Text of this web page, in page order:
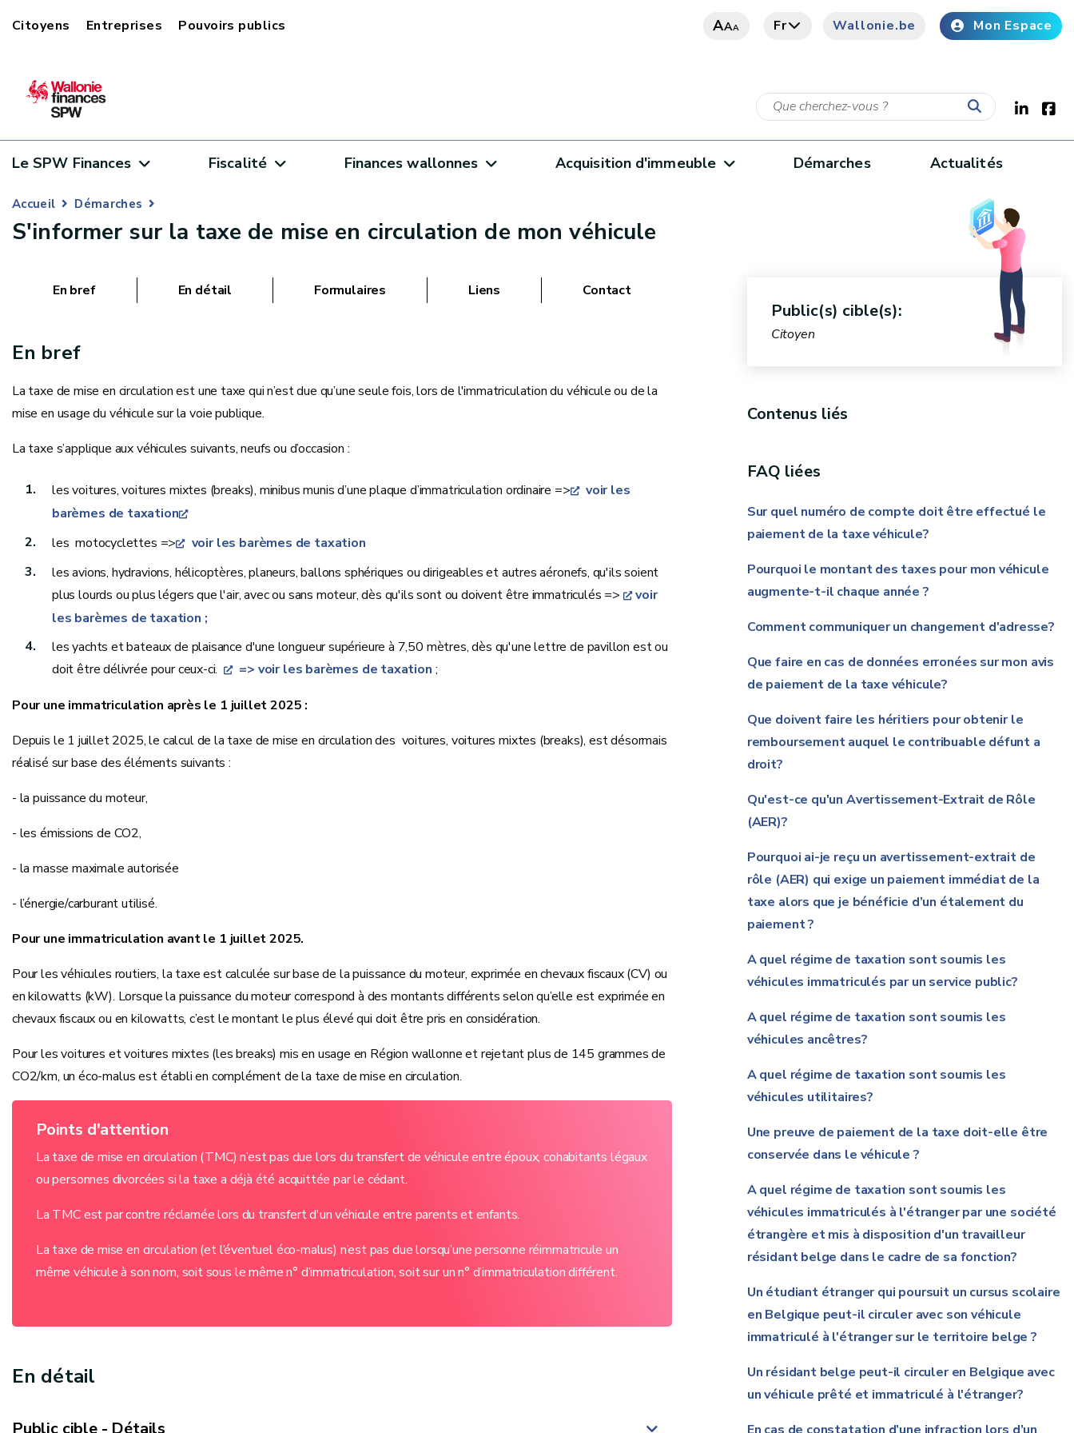
Citoyens Entreprises Pouvoirs publics AAA Fr Wallonie.be Mon Espace
Le SPW Finances Fiscalité Finances wallonnes Acquisition d'immeuble Démarches Actualités
Accueil Démarches
S'informer sur la taxe de mise en circulation de mon véhicule
En bref En détail Formulaires Liens Contact
En bref
La taxe de mise en circulation est une taxe qui n’est due qu’une seule fois, lors de l'immatriculation du véhicule ou de la
mise en usage du véhicule sur la voie publique.
La taxe s’applique aux véhicules suivants, neufs ou d’occasion :
les voitures, voitures mixtes (breaks), minibus munis d’une plaque d’immatriculation ordinaire =>
voir les
barèmes de taxation
les motocyclettes =>
voir les barèmes de taxation
les avions, hydravions, hélicoptères, planeurs, ballons sphériques ou dirigeables et autres aéronefs, qu'ils soient
plus lourds ou plus légers que l'air, avec ou sans moteur, dès qu'ils sont ou doivent être immatriculés =>
voir
les barèmes de taxation ;
les yachts et bateaux de plaisance d'une longueur supérieure à 7,50 mètres, dès qu'une lettre de pavillon est ou
doit être délivrée pour ceux-ci.
=> voir les barèmes de taxation ;
Pour une immatriculation après le 1 juillet 2025 :
Depuis le 1 juillet 2025, le calcul de la taxe de mise en circulation des voitures, voitures mixtes (breaks), est désormais
réalisé sur base des éléments suivants :
- la puissance du moteur,
- les émissions de CO2,
- la masse maximale autorisée
- l’énergie/carburant utilisé.
Pour une immatriculation avant le 1 juillet 2025.
Pour les véhicules routiers, la taxe est calculée sur base de la puissance du moteur, exprimée en chevaux fiscaux (CV) ou
en kilowatts (kW). Lorsque la puissance du moteur correspond à des montants différents selon qu’elle est exprimée en
chevaux fiscaux ou en kilowatts, c’est le montant le plus élevé qui doit être pris en considération.
Pour les voitures et voitures mixtes (les breaks) mis en usage en Région wallonne et rejetant plus de 145 grammes de
CO2/km, un éco-malus est établi en complément de la taxe de mise en circulation.
Points d'attention
La taxe de mise en circulation (TMC) n’est pas due lors du transfert de véhicule entre époux, cohabitants légaux
ou personnes divorcées si la taxe a déjà été acquittée par le cédant.
La TMC est par contre réclamée lors du transfert d'un véhicule entre parents et enfants.
La taxe de mise en circulation (et l’éventuel éco-malus) n’est pas due lorsqu’une personne réimmatricule un
même véhicule à son nom, soit sous le même n° d’immatriculation, soit sur un n° d’immatriculation différent.
En détail
Public cible - Détails
Public(s) cible(s):
Citoyen
Contenus liés
FAQ liées
Sur quel numéro de compte doit être effectué le
paiement de la taxe véhicule?
Pourquoi le montant des taxes pour mon véhicule
augmente-t-il chaque année ?
Comment communiquer un changement d'adresse?
Que faire en cas de données erronées sur mon avis
de paiement de la taxe véhicule?
Que doivent faire les héritiers pour obtenir le
remboursement auquel le contribuable défunt a
droit?
Qu'est-ce qu'un Avertissement-Extrait de Rôle
(AER)?
Pourquoi ai-je reçu un avertissement-extrait de
rôle (AER) qui exige un paiement immédiat de la
taxe alors que je bénéficie d’un étalement du
paiement ?
A quel régime de taxation sont soumis les
véhicules immatriculés par un service public?
A quel régime de taxation sont soumis les
véhicules ancêtres?
A quel régime de taxation sont soumis les
véhicules utilitaires?
Une preuve de paiement de la taxe doit-elle être
conservée dans le véhicule ?
A quel régime de taxation sont soumis les
véhicules immatriculés à l'étranger par une société
étrangère et mis à disposition d'un travailleur
résidant belge dans le cadre de sa fonction?
Un étudiant étranger qui poursuit un cursus scolaire
en Belgique peut-il circuler avec son véhicule
immatriculé à l'étranger sur le territoire belge ?
Un résidant belge peut-il circuler en Belgique avec
un véhicule prêté et immatriculé à l'étranger?